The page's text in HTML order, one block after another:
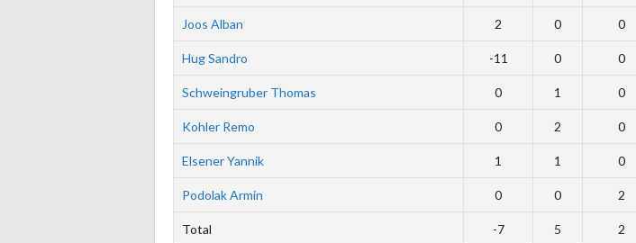
Joos Alban 2 0 0
Hug Sandro -11 0 0
Schweingruber Thomas 0 1 0
Kohler Remo 0 2 0
Elsener Yannik 1 1 0
Podolak Armin 0 0 2
Total -7 5 2